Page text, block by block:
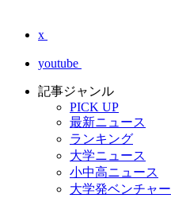
x
youtube
記事ジャンル
PICK UP
最新ニュース
ランキング
大学ニュース
小中高ニュース
大学発ベンチャー